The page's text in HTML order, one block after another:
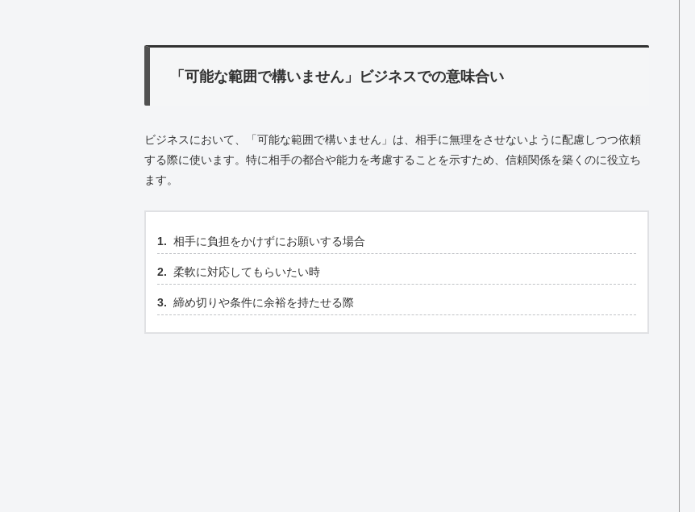
「可能な範囲で構いません」ビジネスでの意味合い
ビジネスにおいて、「可能な範囲で構いません」は、相手に無理をさせないように配慮しつつ依頼
する際に使います。特に相手の都合や能力を考慮することを示すため、信頼関係を築くのに役立ち
ます。
相手に負担をかけずにお願いする場合
柔軟に対応してもらいたい時
締め切りや条件に余裕を持たせる際